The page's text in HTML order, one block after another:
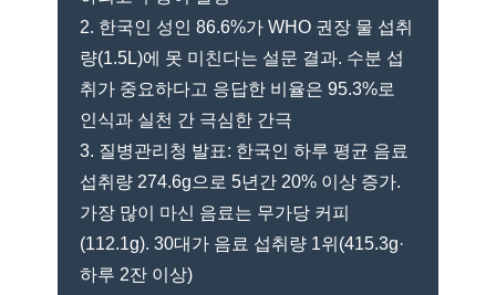
2. 한국인 성인 86.6%가 WHO 권장 물 섭취
량(1.5L)에 못 미친다는 설문 결과. 수분 섭
취가 중요하다고 응답한 비율은 95.3%로
인식과 실천 간 극심한 간극
3. 질병관리청 발표: 한국인 하루 평균 음료
섭취량 274.6g으로 5년간 20% 이상 증가.
가장 많이 마신 음료는 무가당 커피
(112.1g). 30대가 음료 섭취량 1위(415.3g·
하루 2잔 이상)